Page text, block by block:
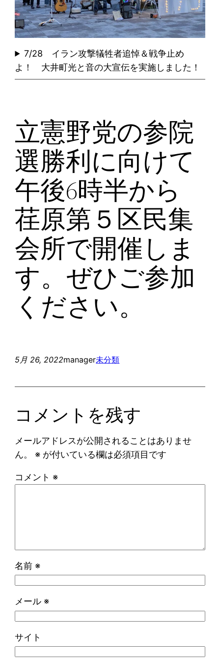
7/28 イラン攻撃犠牲者追悼＆戦争止め
よ！ 大井町光と音の大宣伝を実施しました！
立憲野党の参院
選勝利に向けて
午後6時半から
荏原第５区民集
会所で開催しま
す。ぜひご参加
ください。
5月 26, 2022manager未分類
コメントを残す
メールアドレスが公開されることはありませ
ん。
※ が付いている欄は必須項目です
コメント ※
名前 ※
メール ※
サイト